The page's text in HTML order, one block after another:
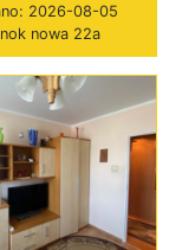
2026-08-05
nowa 22a